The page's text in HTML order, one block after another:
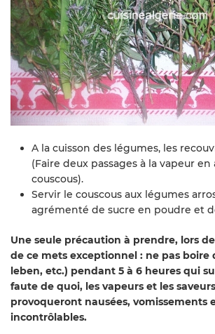
A la cuisson des légumes, les
(Faire deux passages à la vapeur en
couscous).
Servir le couscous aux légumes
agrémenté de sucre en poudre et
Une seule précaution à prendre, lors
de ce mets exceptionnel : ne pas boire
leben, etc.) pendant 5 à 6 heures qui
faute de quoi, les vapeurs et les
provoqueront nausées, vomissements
incontrôlables.